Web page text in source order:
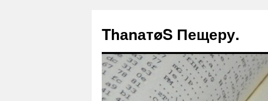
ThаnатøS Пещеру.